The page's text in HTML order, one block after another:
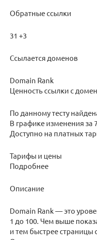
Обратные ссылки
31 +3
Ссылается доменов
Domain Rank
Ценность ссылки с
По данному тесту
В графике изменения за
Доступно на платных
Тарифы и цены
Подробнее
Описание
Domain Rank — это
1 до 100. Чем выше
и тем быстрее страницы